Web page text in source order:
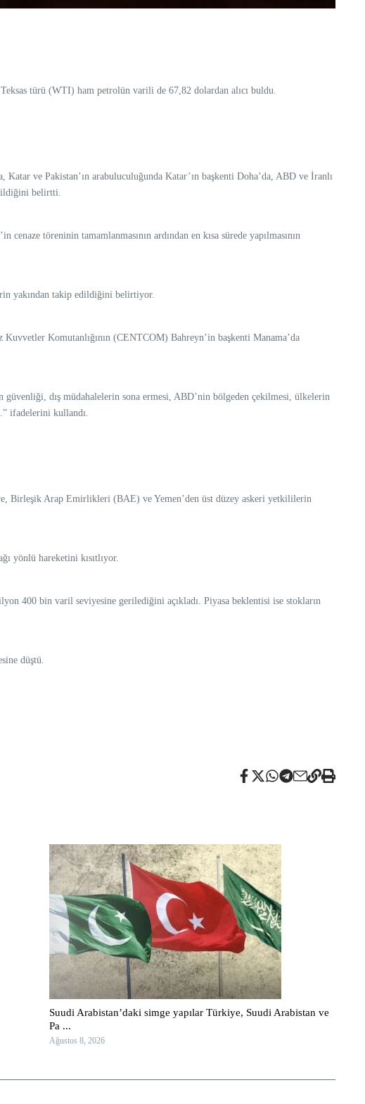
türü (WTI) ham petrolün varili de 67,82 dolardan alıcı buldu.
ve Pakistan’ın arabuluculuğunda Katar’ın başkenti Doha’da, ABD ve İranlı
belirtti.
töreninin tamamlanmasının ardından en kısa sürede yapılmasının
yakından takip edildiğini belirtiyor.
Kuvvetler Komutanlığının (CENTCOM) Bahreyn’in başkenti Manama’da
güvenliği, dış müdahalelerin sona ermesi, ABD’nin bölgeden çekilmesi, ülkelerin
ifadelerini kullandı.
Birleşik Arap Emirlikleri (BAE) ve Yemen’den üst düzey askeri yetkililerin
yönlü hareketini kısıtlıyor.
400 bin varil seviyesine gerilediğini açıkladı. Piyasa beklentisi ise stokların
düştü.
Suudi Arabistan’daki simge yapılar Türkiye, Suudi Arabistan ve
Pa ...
Ağustos 8, 2026